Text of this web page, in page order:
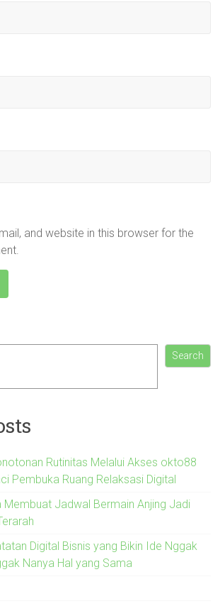
and website in this browser for the
Search
Rutinitas Melalui Akses okto88
Pembuka Ruang Relaksasi Digital
Membuat Jadwal Bermain Anjing Jadi
Digital Bisnis yang Bikin Ide Nggak
Nanya Hal yang Sama